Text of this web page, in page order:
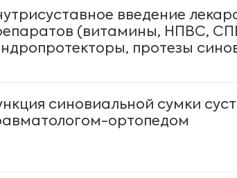
введение
(витамины, НПВС,
протезы
синовиальной сумки
ортопедом